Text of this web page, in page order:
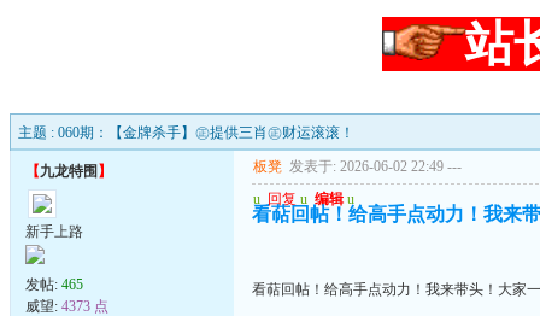
站
主题 : 060期：【金牌杀手】㊣提供三肖㊣财运滚滚！
【九龙特围 】
新手上路
发帖: 465
威望: 4373 点
板凳 发表于: 2026-06-02 22:49 ---
u 回复 u 编辑 u
看萜回帖！给高手点动力！我来
看萜回帖！给高手点动力！我来带头！大家